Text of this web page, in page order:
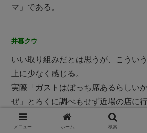
マ」である。
井暮クウ
いい取り組みだとは思うが、こうい
上に少なく感じる。
実際「ガストはぼっち席あるらしい
ぜ」とろくに調べもせず近場の店に
った・・・となるとものすごくガッ
しく思える。ニュースサイトの取り
メニュー ホーム 検索